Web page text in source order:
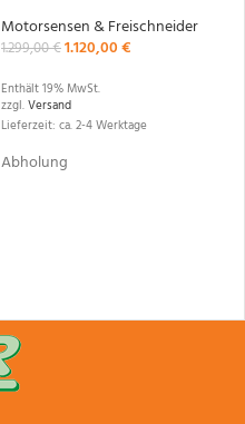
Motorsensen & Freischneider
1.299,00€1.120,00€
Enthält 19% MwSt.
zzgl.Versand
Lieferzeit: ca. 2-4 Werktage
Abholung